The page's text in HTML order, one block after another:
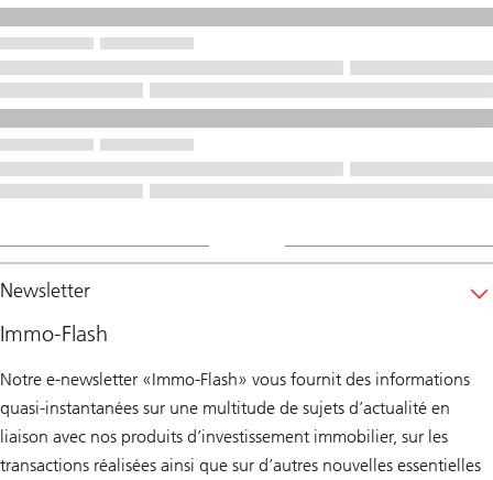
Newsletter
Immo-Flash
Notre e-newsletter «Immo-Flash» vous fournit des informations
quasi-instantanées sur une multitude de sujets d’actualité en
liaison avec nos produits d’investissement immobilier, sur les
transactions réalisées ainsi que sur d’autres nouvelles essentielles